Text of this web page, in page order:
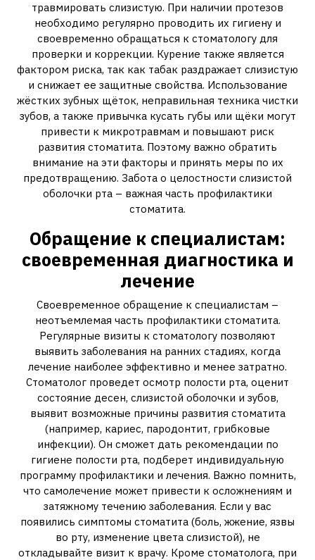
травмировать слизистую. При наличии протезов
необходимо регулярно проводить их гигиену и
своевременно обращаться к стоматологу для
проверки и коррекции. Курение также является
фактором риска, так как табак раздражает слизистую
и снижает ее защитные свойства. Использование
жёстких зубных щёток, неправильная техника чистки
зубов, а также привычка кусать губы или щёки могут
привести к микротравмам и повышают риск
развития стоматита. Поэтому важно обратить
внимание на эти факторы и принять меры по их
предотвращению. Забота о целостности слизистой
оболочки рта – важная часть профилактики
стоматита.
Обращение к специалистам:
своевременная диагностика и
лечение
Своевременное обращение к специалистам –
неотъемлемая часть профилактики стоматита.
Регулярные визиты к стоматологу позволяют
выявить заболевания на ранних стадиях, когда
лечение наиболее эффективно и менее затратно.
Стоматолог проведет осмотр полости рта, оценит
состояние десен, слизистой оболочки и зубов,
выявит возможные причины развития стоматита
(например, кариес, пародонтит, грибковые
инфекции). Он сможет дать рекомендации по
гигиене полости рта, подберет индивидуальную
программу профилактики и лечения. Важно помнить,
что самолечение может привести к осложнениям и
затяжному течению заболевания. Если у вас
появились симптомы стоматита (боль, жжение, язвы
во рту, изменение цвета слизистой), не
откладывайте визит к врачу. Кроме стоматолога, при